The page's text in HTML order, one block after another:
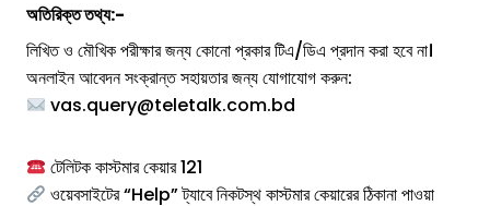
অতিরিক্ত তথ্য:-
লিখিত ও মৌখিক পরীক্ষার জন্য কোনো প্রকার টিএ/ডিএ প্রদান করা হবে না।
অনলাইন আবেদন সংক্রান্ত সহায়তার জন্য যোগাযোগ করুন:
vas.query@teletalk.com.bd
টেলিটক কাস্টমার কেয়ার 121
ওয়েবসাইটের “Help” ট্যাবে নিকটস্থ কাস্টমার কেয়ারের ঠিকানা পাওয়া